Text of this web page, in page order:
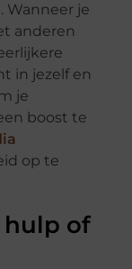
Wanneer je
anderen
in jezelf en
je
boost te
op te
hulp of